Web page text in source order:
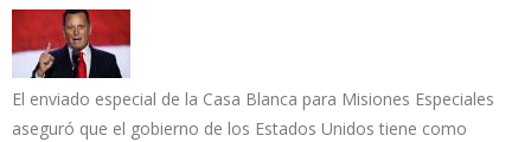
El enviado especial de la Casa Blanca para Misiones Especiales
aseguró que el gobierno de los Estados Unidos tiene como